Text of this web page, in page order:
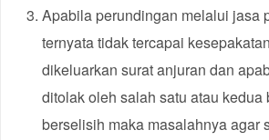
Apabila perundingan melalui jasa
ternyata tidak tercapai
dikeluarkan surat anjuran dan
ditolak oleh salah satu atau kedua
berselisih maka masalahnya agar